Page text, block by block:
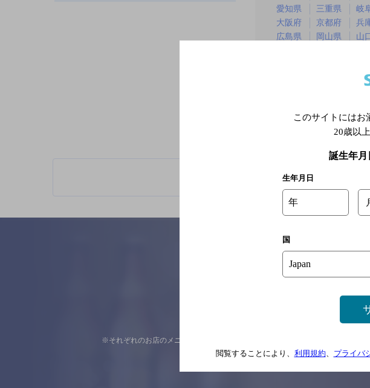
愛知県
三重県 岐
大阪府
京都府 兵
広島県
岡山県 山
※それぞれのお店のメニューや営業時間などの掲載情報については、
このサイトにはお
20歳以
誕生年月
生年月日
年
国
閲覧することにより、 利用規約、 プライバ